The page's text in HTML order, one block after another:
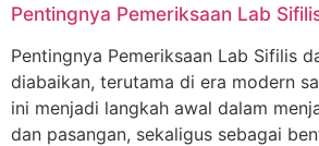
Pentingnya Pemeriksaan Lab
Pentingnya Pemeriksaan Lab Sifilis
diabaikan, terutama di era modern
ini menjadi langkah awal dalam
dan pasangan, sekaligus sebagai